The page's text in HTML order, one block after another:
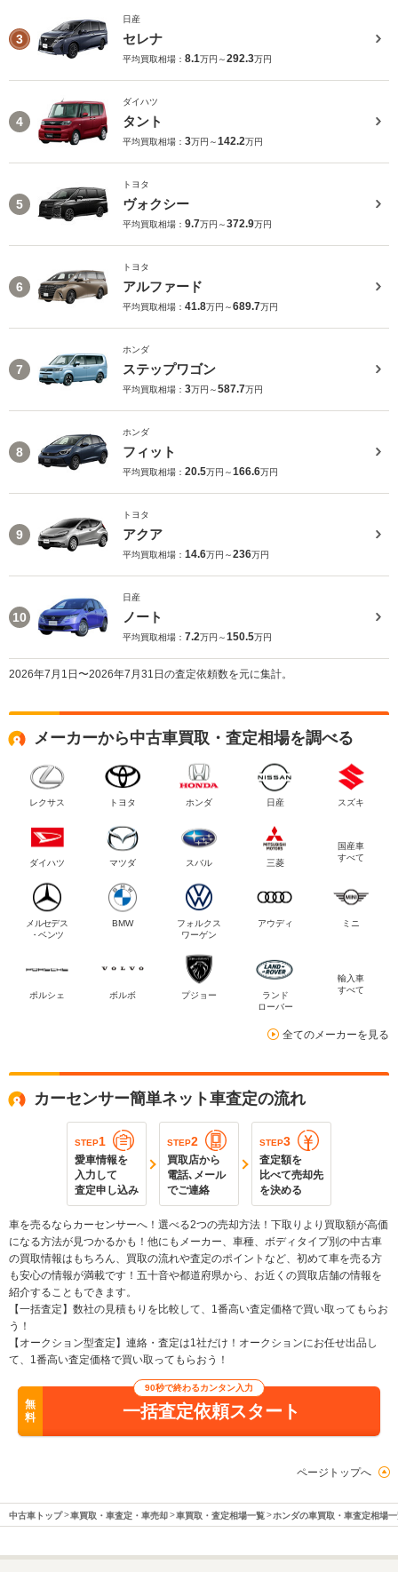
3
日産
セレナ
平均買取相場： 8.1万円～292.3万円
4
ダイハツ
タント
平均買取相場： 3万円～142.2万円
5
トヨタ
ヴォクシー
平均買取相場： 9.7万円～372.9万円
6
トヨタ
アルファード
平均買取相場： 41.8万円～689.7万円
7
ホンダ
ステップワゴン
平均買取相場： 3万円～587.7万円
8
ホンダ
フィット
平均買取相場： 20.5万円～166.6万円
9
トヨタ
アクア
平均買取相場： 14.6万円～236万円
10
日産
ノート
平均買取相場： 7.2万円～150.5万円
2026年7月1日〜2026年7月31日の査定依頼数を元に集計。
メーカーから中古車買取・査定相場を調べる
レクサス トヨタ ホンダ 日産 スズキ
ダイハツ マツダ スバル 三菱
国産車
すべて
メルセデス
・ベンツ
BMW
フォルクス
ワーゲン
アウディ ミニ
ポルシェ ボルボ プジョー
ランド
ローバー
輸入車
すべて
全てのメーカーを見る
カーセンサー簡単ネット車査定の流れ
STEP1
愛車情報を
入力して
査定申し込み
STEP2
買取店から
電話､メール
でご連絡
STEP3
査定額を
比べて売却先
を決める
車を売るならカーセンサーへ！選べる2つの売却方法！下取りより買取額が高価
になる方法が見つかるかも！他にもメーカー、車種、ボディタイプ別の中古車
の買取情報はもちろん、買取の流れや査定のポイントなど、初めて車を売る方
も安心の情報が満載です！五十音や都道府県から、お近くの買取店舗の情報を
紹介することもできます。
【一括査定】数社の見積もりを比較して、1番高い査定価格で買い取ってもらお
う！
【オークション型査定】連絡・査定は1社だけ！オークションにお任せ出品し
て、1番高い査定価格で買い取ってもらおう！
無
料
90秒で終わるカンタン入力
一括査定依頼スタート
ページトップへ
中古車トップ 車買取・車査定・車売却 車買取・査定相場一覧 ホンダの車買取・車査定相場